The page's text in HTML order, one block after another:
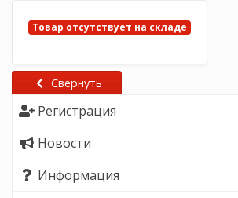
Свернуть
Регистрация
Новости
Информация
Товар отсутствует на складе